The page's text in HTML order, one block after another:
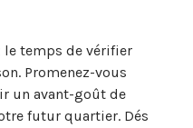
le temps de vérifier
Promenez-vous
un avant-goût de
futur quartier. Dés